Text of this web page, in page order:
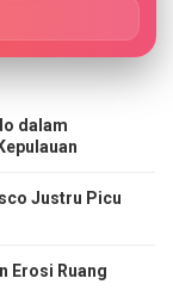
dalam
Justru Picu
Erosi Ruang